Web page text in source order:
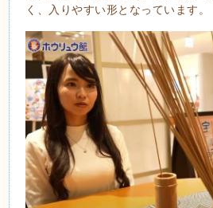
く、入りやすい形となっています。